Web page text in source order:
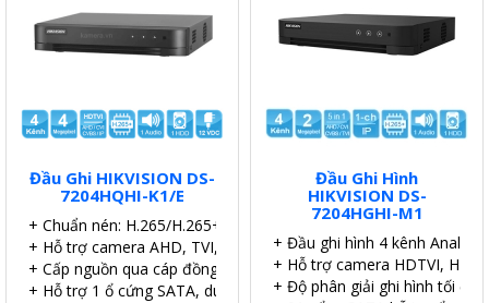
Đầu Ghi HIKVISION DS-
7204HQHI-K1/E
+ Chuẩn nén: H.265/H.265+.
+ Hỗ trợ camera AHD, TVI, CVI, IP
+ Cấp nguồn qua cáp đồng trục (PoC).
+ Hỗ trợ 1 ổ cứng SATA, dung lượng 6TB.
Đầu Ghi Hình
HIKVISION DS-
7204HGHI-M1
+ Đầu ghi hình 4 kênh Analog
+ Hỗ trợ camera HDTVI,
+ Độ phân giải ghi hình tối đa